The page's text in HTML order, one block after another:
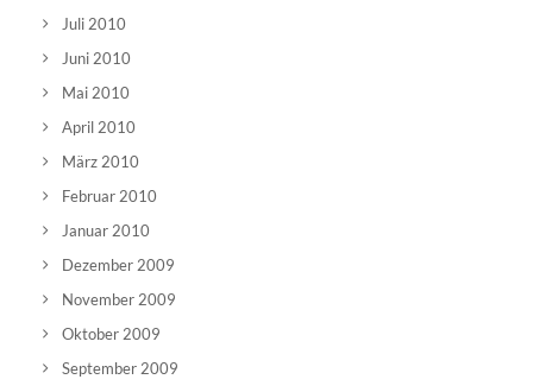
Juli 2010
Juni 2010
Mai 2010
April 2010
März 2010
Februar 2010
Januar 2010
Dezember 2009
November 2009
Oktober 2009
September 2009